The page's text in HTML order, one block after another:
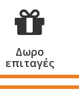
Δωρο
επιταγές